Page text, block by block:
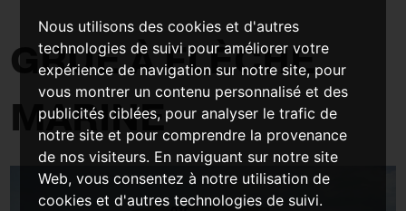
Nous utilisons des cookies et d'autres
technologies de suivi pour améliorer votre
expérience de navigation sur notre site, pour
vous montrer un contenu personnalisé et des
publicités ciblées, pour analyser le trafic de
notre site et pour comprendre la provenance
de nos visiteurs. En naviguant sur notre site
Web, vous consentez à notre utilisation de
cookies et d'autres technologies de suivi.
GRUE À FLÈCHE
MARINE